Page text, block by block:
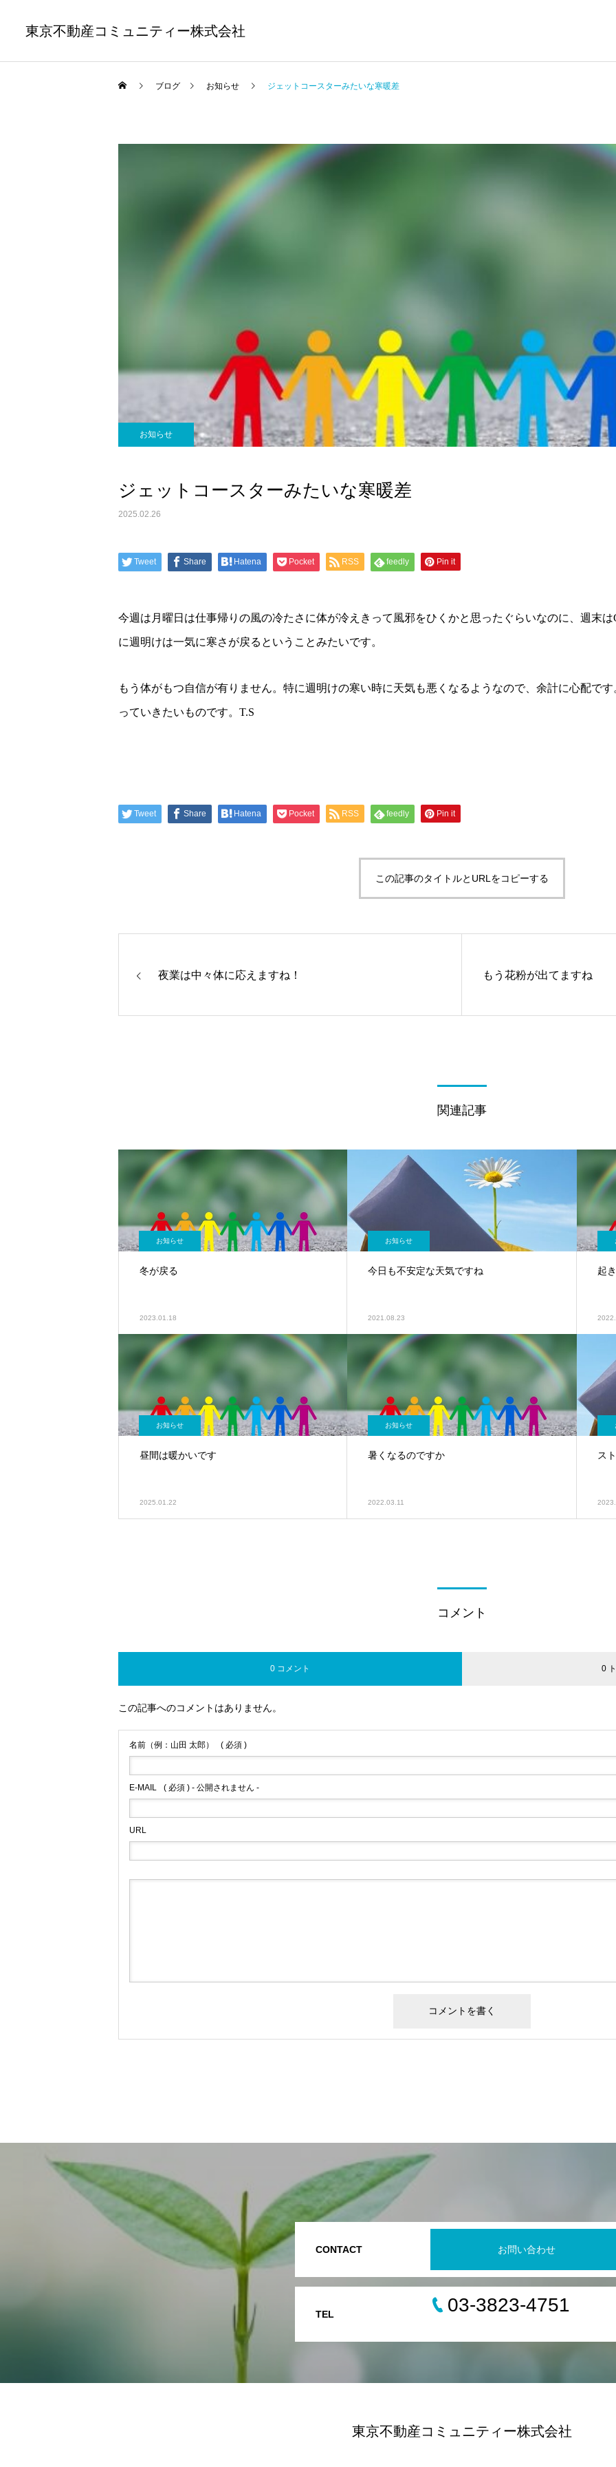
東京不動産コミュニティー株式会社
ブログ お知らせ ジェットコースターみたいな寒暖差
お知らせ
ジェットコースターみたいな寒暖差
2025.02.26
Tweet Share Hatena Pocket RSS feedly Pin it
今週は月曜日は仕事帰りの風の冷たさに体が冷えきって風邪をひくかと思ったぐらいなのに、週末
に週明けは一気に寒さが戻るということみたいです。
もう体がもつ自信が有りません。特に週明けの寒い時に天気も悪くなるようなので、余計に心配で
っていきたいものです。T.S
Tweet Share Hatena Pocket RSS feedly Pin it
この記事のタイトルとURLをコピーする
夜業は中々体に応えますね！ もう花粉が出てますね
関連記事
お知らせ
冬が戻る
2023.01.18
お知らせ
今日も不安定な天気ですね
2021.08.23
起
お知らせ
昼間は暖かいです
2025.01.22
お知らせ
暑くなるのですか
2022.03.11
ス
コメント
0 コメント 0
この記事へのコメントはありません。
名前（例：山田 太郎） ( 必須 )
E-MAIL ( 必須 ) - 公開されません -
URL
CONTACT お問い合わせ
TEL 03-3823-4751
東京不動産コミュニティー株式会社